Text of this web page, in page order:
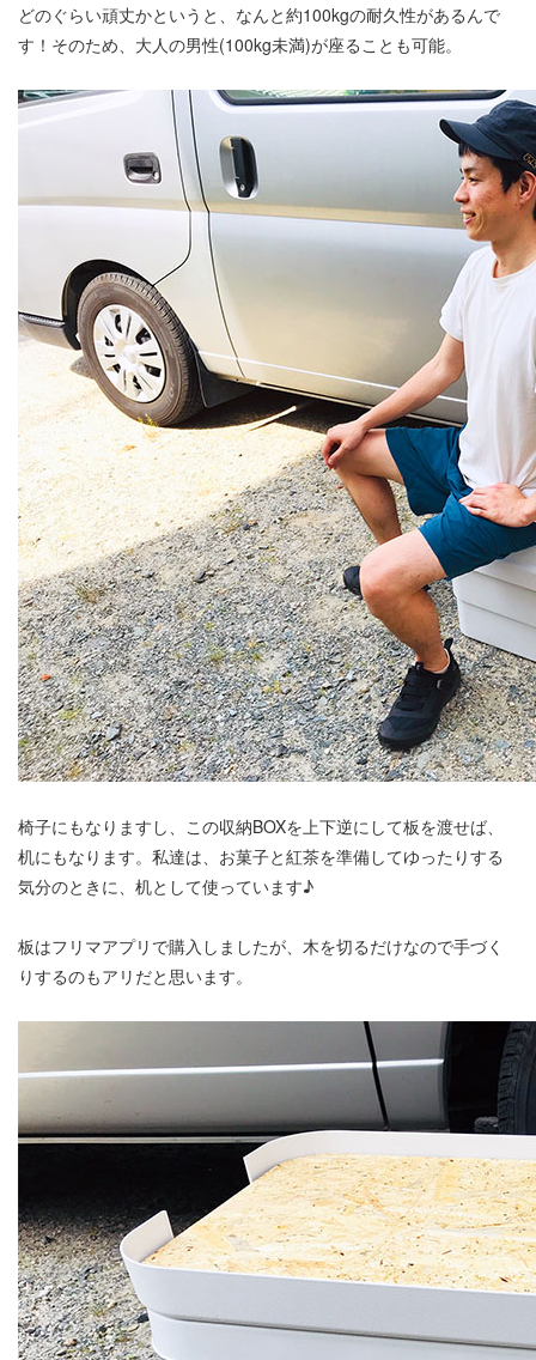
どのぐらい頑丈かというと、なんと約100kgの耐久性があるんで
す！そのため、大人の男性(100kg未満)が座ることも可能。
椅子にもなりますし、この収納BOXを上下逆にして板を渡せば、
机にもなります。私達は、お菓子と紅茶を準備してゆったりする
気分のときに、机として使っています♪
板はフリマアプリで購入しましたが、木を切るだけなので手づく
りするのもアリだと思います。